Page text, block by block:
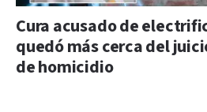
Cura acusado de
quedó más cerca del
de homicidio